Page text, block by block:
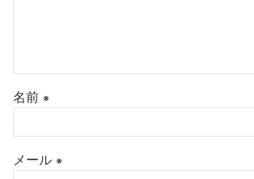
名前 ※
メール ※